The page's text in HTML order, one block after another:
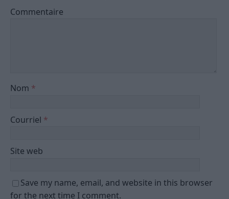
Commentaire
Nom *
Courriel *
Site web
Save my name, email, and website in this browser
for the next time I comment.